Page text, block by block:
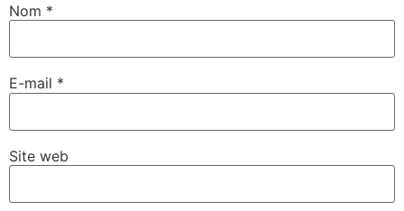
Nom *
E-mail *
Site web